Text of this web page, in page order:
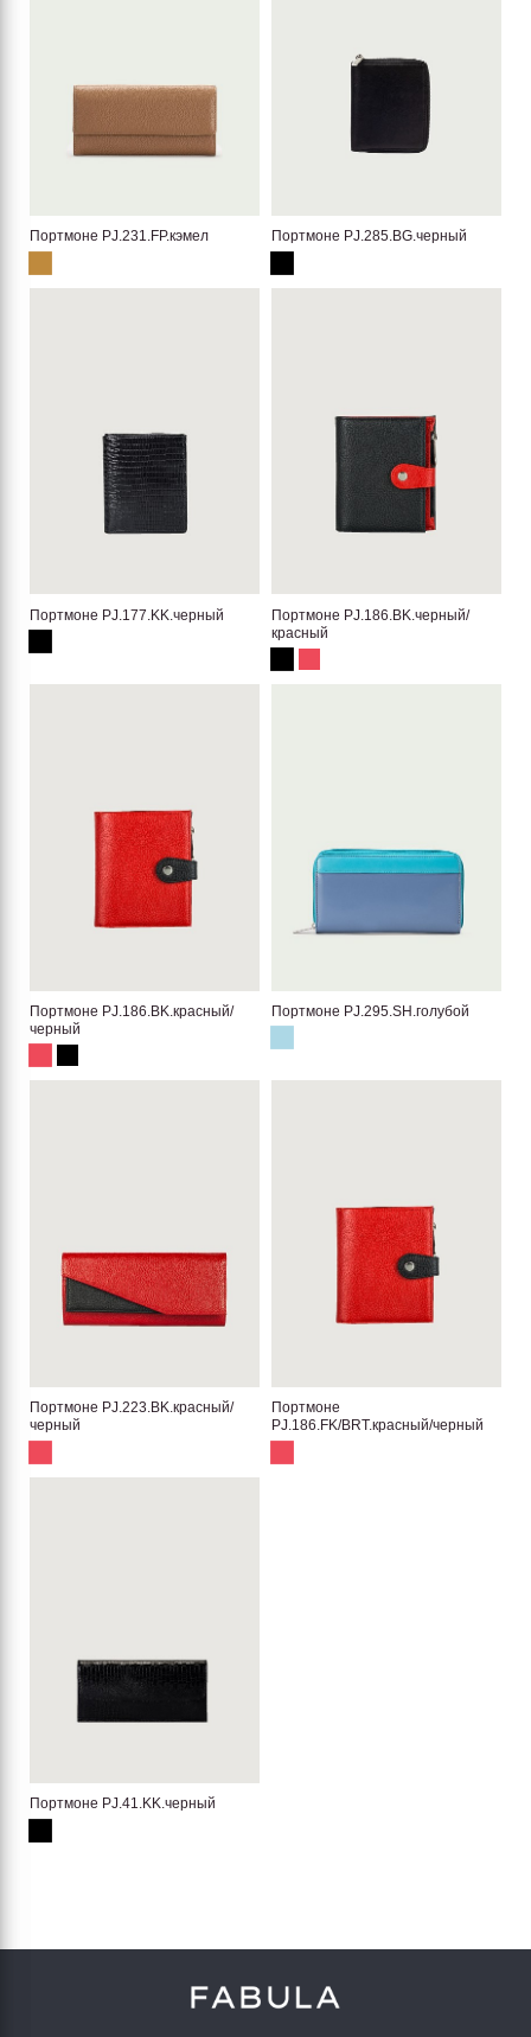
Портмоне PJ.231.FP.кэмел Портмоне PJ.285.BG.черный
Портмоне PJ.177.KK.черный
Портмоне PJ.186.BK.черный/
красный
Портмоне PJ.186.BK.красный/
черный
Портмоне PJ.295.SH.голубой
Портмоне PJ.223.BK.красный/
черный
Портмоне
PJ.186.FK/BRT.красный/черный
Портмоне PJ.41.KK.черный